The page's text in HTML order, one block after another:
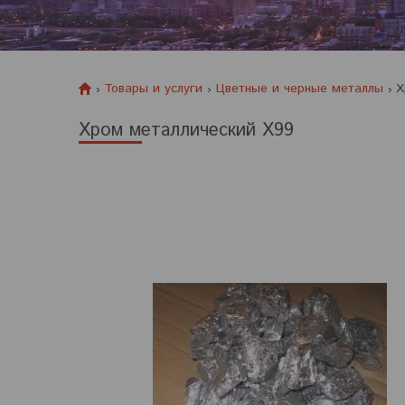
Товары и услуги Цветные и черные металлы
Хром металлический Х99